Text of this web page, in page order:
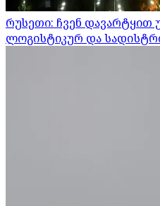
რუსეთი: ჩვენ დავარტყით
ლოგისტიკურ და